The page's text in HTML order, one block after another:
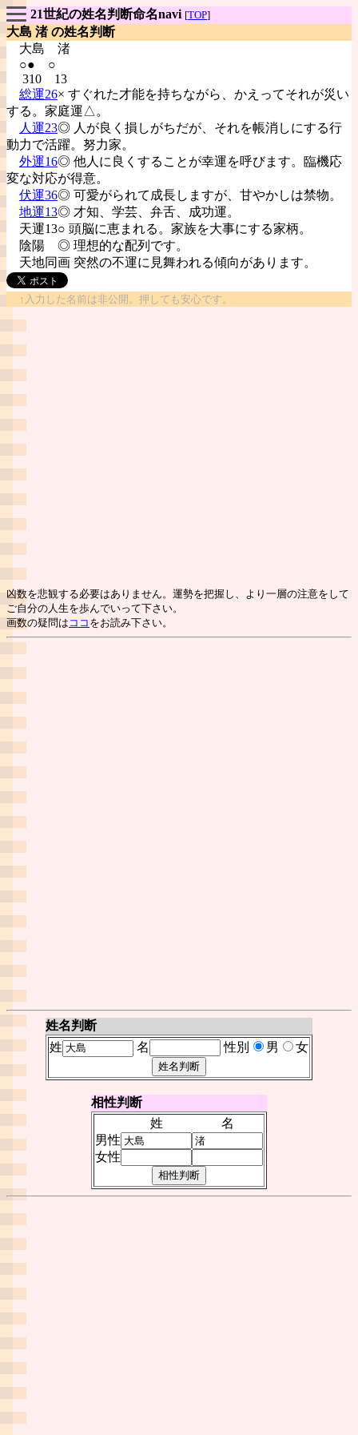
21世紀の姓名判断命名navi [TOP]
大島 渚 の姓名判断
大島 渚
○● ○
310 13
総運26× すぐれた才能を持ちながら、かえってそれが災い
する。家庭運△。
人運23◎ 人が良く損しがちだが、それを帳消しにする行
動力で活躍。努力家。
外運16◎ 他人に良くすることが幸運を呼びます。臨機応
変な対応が得意。
伏運36◎ 可愛がられて成長しますが、甘やかしは禁物。
地運13◎ 才知、学芸、弁舌、成功運。
天運13○ 頭脳に恵まれる。家族を大事にする家柄。
陰陽 ◎ 理想的な配列です。
天地同画 突然の不運に見舞われる傾向があります。
↑入力した名前は非公開。押しても安心です。
凶数を悲観する必要はありません。運勢を把握し、より一層の注意をして
ご自分の人生を歩んでいって下さい。
画数の疑問は ココ をお読み下さい。
姓名判断
姓
名 性別 男 女
相性判断
姓
名
男性
女性